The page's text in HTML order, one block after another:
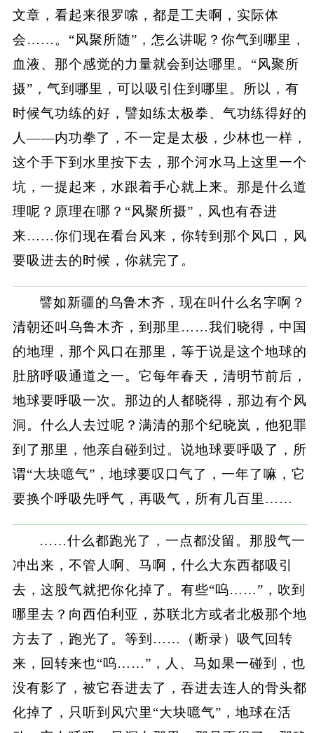
文章，看起来很罗嗦，都是工夫啊，实际体
会……。“风聚所随”，怎么讲呢？你气到哪里，
血液、那个感觉的力量就会到达哪里。“风聚所
摄”，气到哪里，可以吸引住到哪里。所以，有
时候气功练的好，譬如练太极拳、气功练得好的
人——内功拳了，不一定是太极，少林也一样，
这个手下到水里按下去，那个河水马上这里一个
坑，一提起来，水跟着手心就上来。那是什么道
理呢？原理在哪？“风聚所摄”，风也有吞进
来……你们现在看台风来，你转到那个风口，风
要吸进去的时候，你就完了。
譬如新疆的乌鲁木齐，现在叫什么名字啊？
清朝还叫乌鲁木齐，到那里……我们晓得，中国
的地理，那个风口在那里，等于说是这个地球的
肚脐呼吸通道之一。它每年春天，清明节前后，
地球要呼吸一次。那边的人都晓得，那边有个风
洞。什么人去过呢？满清的那个纪晓岚，他犯罪
到了那里，他亲自碰到过。说地球要呼吸了，所
谓“大块噫气”，地球要叹口气了，一年了嘛，它
要换个呼吸先呼气，再吸气，所有几百里……
……什么都跑光了，一点都没留。那股气一
冲出来，不管人啊、马啊，什么大东西都吸引
去，这股气就把你化掉了。有些“呜……”，吹到
哪里去？向西伯利亚，苏联北方或者北极那个地
方去了，跑光了。等到……（断录）吸气回转
来，回转来也“呜……”，人、马如果一碰到，也
没有影了，被它吞进去了，吞进去连人的骨头都
化掉了，只听到风穴里“大块噫气”，地球在活